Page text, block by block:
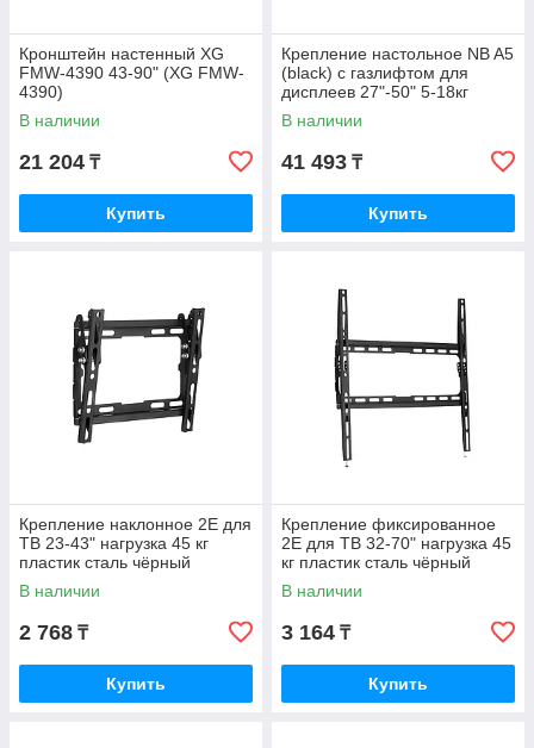
Кронштейн настенный XG
FMW-4390 43-90" (XG FMW-
4390)
В наличии
21 204 ₸
Купить
Крепление настольное NB A5
(black) с газлифтом для
дисплеев 27"-50" 5-18кг
VESA: 75-100 черное
В наличии
41 493 ₸
Купить
Крепление наклонное 2E для
ТВ 23-43" нагрузка 45 кг
пластик сталь чёрный
2E2GEN2343TILT
В наличии
2 768 ₸
Купить
Крепление фиксированное
2E для ТВ 32-70" нагрузка 45
кг пластик сталь чёрный
2E2GEN3270FIX
В наличии
3 164 ₸
Купить